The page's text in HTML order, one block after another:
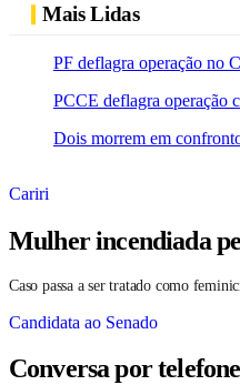
Mais Lidas
PF deflagra operação no
PCCE deflagra operação
Dois morrem em
Cariri
Mulher incendiada
Caso passa a ser tratado como
Candidata ao Senado
Conversa por